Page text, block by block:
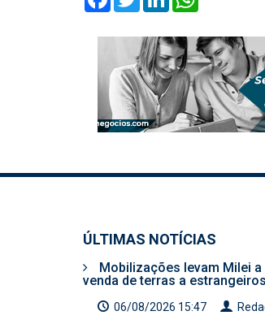
ÚLTIMAS NOTÍCIAS
Mobilizações levam Milei
venda de terras a estrangeiros
06/08/2026 15:47